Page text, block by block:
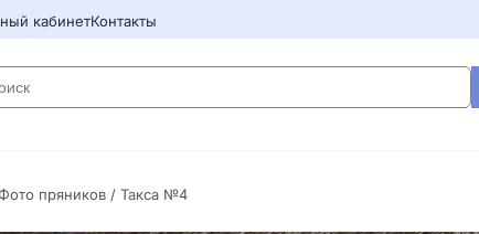
кабинетКонтакты
пряников / Такса №4